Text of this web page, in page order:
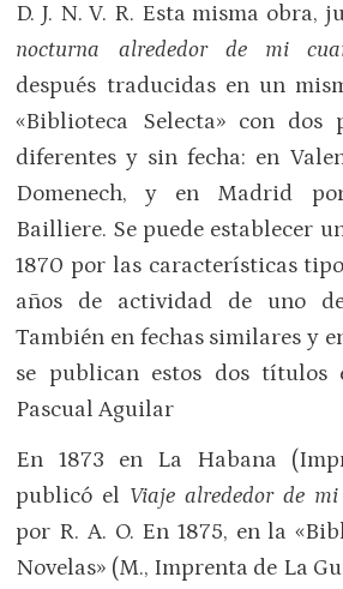
D. J. N. V. R. Esta misma obra,
nocturna alrededor de mi
después traducidas en un
«Biblioteca Selecta» con dos
diferentes y sin fecha: en
Domenech, y en Madrid
Bailliere. Se puede establecer
1870 por las características
años de actividad de uno
También en fechas similares y
se publican estos dos
Pascual Aguilar
En 1873 en La Habana
publicó el Viaje alrededor de
por R. A. O. En 1875, en la
Novelas» (M., Imprenta de La